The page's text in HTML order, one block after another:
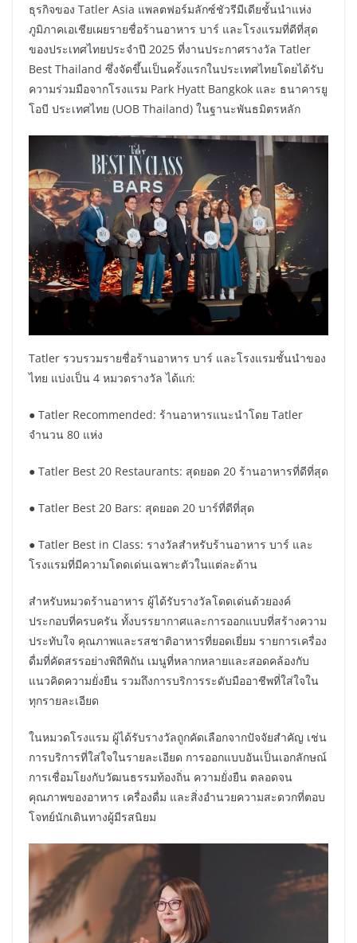
ธุรกิจของ Tatler Asia แพลตฟอร์มลักซ์ชัวรีมีเดียชั้นนำแห่ง
ภูมิภาคเอเชียเผยรายชื่อร้านอาหาร บาร์ และโรงแรมที่ดีที่สุด
ของประเทศไทยประจำปี 2025 ที่งานประกาศรางวัล Tatler
Best Thailand ซึ่งจัดขึ้นเป็นครั้งแรกในประเทศไทยโดยได้รับ
ความร่วมมือจากโรงแรม Park Hyatt Bangkok และ ธนาคารยู
โอบี ประเทศไทย (UOB Thailand) ในฐานะพันธมิตรหลัก
Tatler รวบรวมรายชื่อร้านอาหาร บาร์ และโรงแรมชั้นนำของ
ไทย แบ่งเป็น 4 หมวดรางวัล ได้แก่:
● Tatler Recommended: ร้านอาหารแนะนำโดย Tatler
จำนวน 80 แห่ง
● Tatler Best 20 Restaurants: สุดยอด 20 ร้านอาหารที่ดีที่สุด
● Tatler Best 20 Bars: สุดยอด 20 บาร์ที่ดีที่สุด
● Tatler Best in Class: รางวัลสำหรับร้านอาหาร บาร์ และ
โรงแรมที่มีความโดดเด่นเฉพาะตัวในแต่ละด้าน
สำหรับหมวดร้านอาหาร ผู้ได้รับรางวัลโดดเด่นด้วยองค์
ประกอบที่ครบครัน ทั้งบรรยากาศและการออกแบบที่สร้างความ
ประทับใจ คุณภาพและรสชาติอาหารที่ยอดเยี่ยม รายการเครื่อง
ดื่มที่คัดสรรอย่างพิถีพิถัน เมนูที่หลากหลายและสอดคล้องกับ
แนวคิดความยั่งยืน รวมถึงการบริการระดับมืออาชีพที่ใส่ใจใน
ทุกรายละเอียด
ในหมวดโรงแรม ผู้ได้รับรางวัลถูกคัดเลือกจากปัจจัยสำคัญ เช่น
การบริการที่ใส่ใจในรายละเอียด การออกแบบอันเป็นเอกลักษณ์
การเชื่อมโยงกับวัฒนธรรมท้องถิ่น ความยั่งยืน ตลอดจน
คุณภาพของอาหาร เครื่องดื่ม และสิ่งอำนวยความสะดวกที่ตอบ
โจทย์นักเดินทางผู้มีรสนิยม